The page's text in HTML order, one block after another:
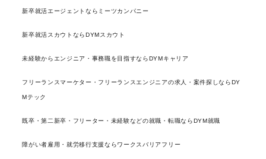
新卒就活エージェントならミーツカンパニー
新卒就活スカウトならDYMスカウト
未経験からエンジニア・事務職を目指すならDYMキャリア
フリーランスマーケター・フリーランスエンジニアの求人・案件探しならDY
Mテック
既卒・第二新卒・フリーター・未経験などの就職・転職ならDYM就職
障がい者雇用・就労移行支援ならワークスバリアフリー